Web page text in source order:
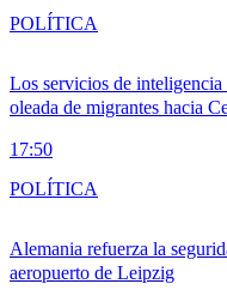
Los servicios de inteligencia
oleada de migrantes hacia
17:50
POLÍTICA
Alemania refuerza la
aeropuerto de Leipzig
POLÍTICA